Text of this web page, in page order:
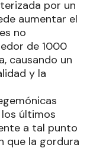
por un
aumentar el
no
de 1000
causando un
y la
últimos
a tal punto
que la gordura